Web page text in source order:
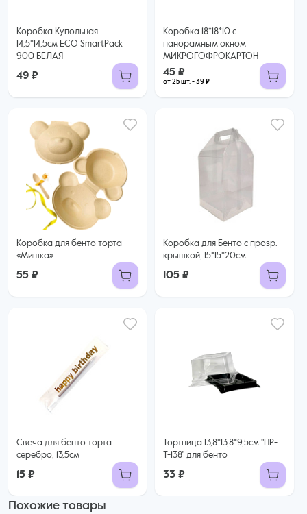
Коробка Купольная
14,5*14,5см ECO SmartPack
900 БЕЛАЯ
49 ₽
Коробка 18*18*10 с
панорамным окном
МИКРОГОФРОКАРТОН
45 ₽
от 25 шт. - 39 ₽
Коробка для бенто торта
«Мишка»
55 ₽
Коробка для Бенто с прозр.
крышкой, 15*15*20см
105 ₽
Свеча для бенто торта
серебро, 13,5см
15 ₽
Тортница 13,8*13,8*9,5см "ПР-
Т-138" для бенто
33 ₽
Похожие товары